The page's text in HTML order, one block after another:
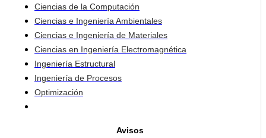
Ciencias de la Computación
Ciencias e Ingeniería Ambientales
Ciencias e Ingeniería de Materiales
Ciencias en Ingeniería Electromagnética
Ingeniería Estructural
Ingeniería de Procesos
Optimización
Avisos